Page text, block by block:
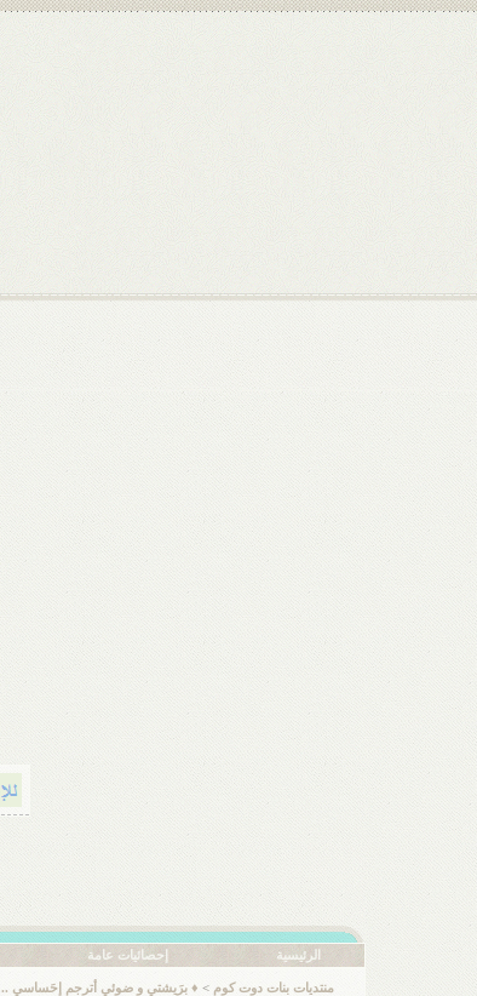
الرئيسية إحصائيات عامة
منتديات بنات دوت كوم > ♦ برَيشتي و ضوئي أترجم إحَساسي ..